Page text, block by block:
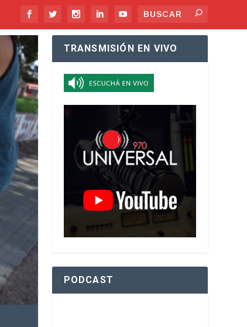
TRANSMISIÓN EN VIVO
PODCAST